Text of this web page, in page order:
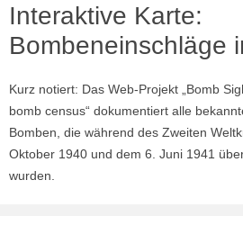
Interaktive Karte:
Bombeneinschläge
Kurz notiert: Das Web-Projekt „Bomb
bomb census“ dokumentiert alle
Bomben, die während des Zweiten
Oktober 1940 und dem 6. Juni 1941
wurden.